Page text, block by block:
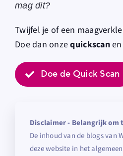
mag dit?
Twijfel je of een
Doe dan onzequickscanen
Doe de Quick Scan
Disclaimer - Belangrijk om
De inhoud van de blogs van
deze website in het